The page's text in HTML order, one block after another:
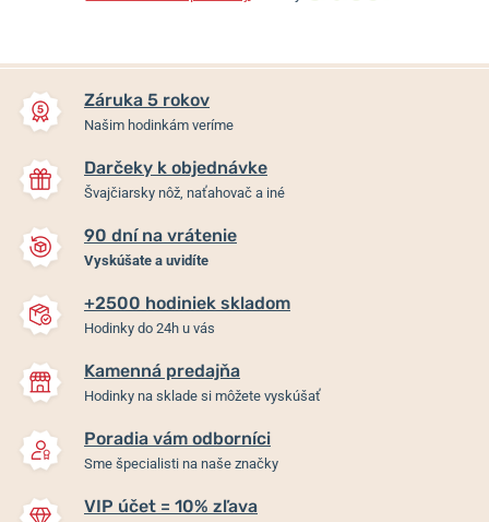
Záruka 5 rokov
Našim hodinkám veríme
Darčeky k objednávke
Švajčiarsky nôž, naťahovač a iné
90 dní na vrátenie
Vyskúšate a uvidíte
+2500 hodiniek skladom
Hodinky do 24h u vás
Kamenná predajňa
Hodinky na sklade si môžete vyskúšať
Poradia vám odborníci
Sme špecialisti na naše značky
VIP účet = 10% zľava